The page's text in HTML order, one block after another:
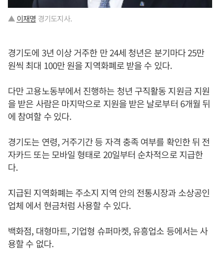
▲이재명 경기도지사.
경기도에 3년 이상 거주한 만 24세 청년은 분기마다 25만
원씩 최대 100만 원을 지역화폐로 받을 수 있다.
다만 고용노동부에서 진행하는 청년 구직활동 지원금 지원
을 받은 사람은 마지막으로 지원을 받은 날로부터 6개월 뒤
에 참여할 수 있다.
경기도는 연령, 거주기간 등 자격 충족 여부를 확인한 뒤 전
자카드 또는 모바일 형태로 20일부터 순차적으로 지급한
다.
지급된 지역화폐는 주소지 지역 안의 전통시장과 소상공인
업체 에서 현금처럼 사용할 수 있다.
백화점, 대형마트, 기업형 슈퍼마켓, 유흥업소 등에서는 사
용할 수 없다.